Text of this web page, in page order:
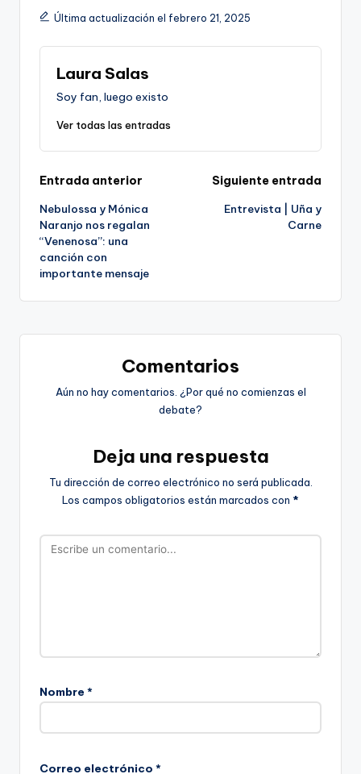
Última actualización el febrero 21, 2025
Laura Salas
Soy fan, luego existo
Ver todas las entradas
Navegación
de
entradas
Entrada anterior
Nebulossa y Mónica
Naranjo nos regalan
“Venenosa”: una
canción con
importante mensaje
Siguiente entrada
Entrevista | Uña y
Carne
Comentarios
Aún no hay comentarios. ¿Por qué no comienzas el
debate?
Deja una respuesta
Tu dirección de correo electrónico no será publicada.
Los campos obligatorios están marcados con *
Nombre *
Correo electrónico *